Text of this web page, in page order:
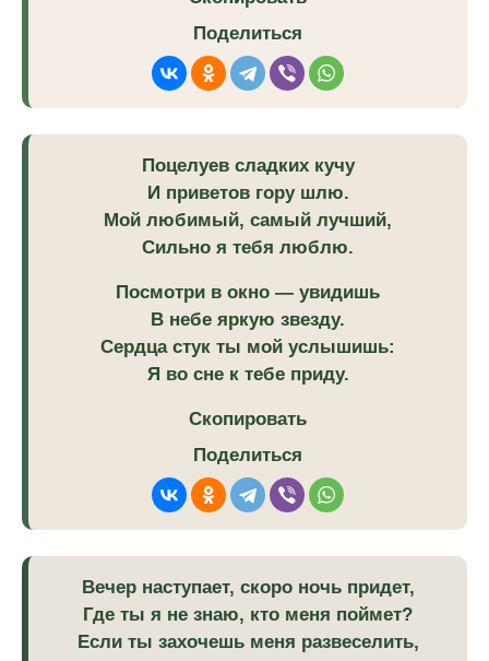
Поделиться
Поцелуев сладких кучу
И приветов гору шлю.
Мой любимый, самый лучший,
Сильно я тебя люблю.
Посмотри в окно — увидишь
В небе яркую звезду.
Сердца стук ты мой услышишь:
Я во сне к тебе приду.
Скопировать
Поделиться
Вечер наступает, скоро ночь придет,
Где ты я не знаю, кто меня поймет?
Если ты захочешь меня развеселить,